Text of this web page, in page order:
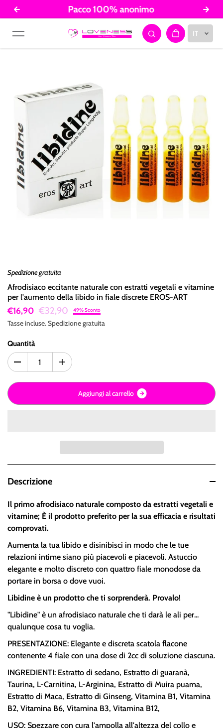
Salta al contenuto Pacco 100% anonimo
IT
Spedizione gratuita
Afrodisiaco eccitante naturale con estratti vegetali e vitamine
per l'aumento della libido in fiale discrete EROS-ART
€16,90 €32,90 49% Sconto
Tasse incluse.Spedizionegratuita
Quantità
Aggiungialcarrello
Descrizione
Il primo afrodisiaco naturale composto da estratti vegetali e
vitamine; È il prodotto preferito per la sua efficacia e risultati
comprovati.
Aumenta la tua libido e disinibisci in modo che le tue
relazioni intime siano più piacevoli e piacevoli. Astuccio
elegante e molto discreto con quattro fiale monodose da
portare in borsa o dove vuoi.
Libidine è un prodotto che ti sorprenderà. Provalo!
"Libidine" è un afrodisiaco naturale che ti darà le ali per...
qualunque cosa tu voglia.
PRESENTAZIONE: Elegante e discreta scatola flacone
contenente 4 fiale con una dose di 2cc di soluzione ciascuna.
INGREDIENTI: Estratto di sedano, Estratto di guaranà,
Taurina, L-Carnitina, L-Arginina, Estratto di Muira puama,
Estratto di Maca, Estratto di Ginseng, Vitamina B1, Vitamina
B2, Vitamina B6, Vitamina B3, Vitamina B12,
USO: Spezzare con cura l'ampolla all'altezza del collo e